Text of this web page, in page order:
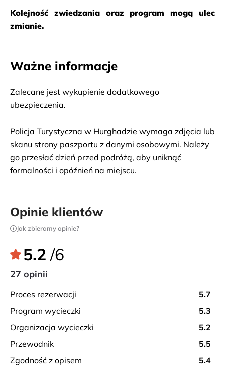
Kolejność zwiedzania oraz program mogą ulec
zmianie.
Ważne informacje
Zalecane jest wykupienie dodatkowego
ubezpieczenia.
Policja Turystyczna w Hurghadzie wymaga zdjęcia lub
skanu strony paszportu z danymi osobowymi. Należy
go przesłać dzień przed podróżą, aby uniknąć
formalności i opóźnień na miejscu.
Opinie klientów
Jak zbieramy opinie?
5.2 /6
27 opinii
proces rezerwacji
5.7
program wycieczki
5.3
organizacja wycieczki
5.2
przewodnik
5.5
zgodność z opisem
5.4